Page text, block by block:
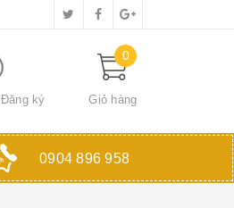
Đăng ký
0
Giỏ hàng
0904 896 958